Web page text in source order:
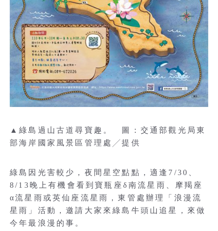
▲綠島過山古道尋寶趣。 圖：交通部觀光局東
部海岸國家風景區管理處╱提供
綠島因光害較少，夜間星空點點，適逢7/30、
8/13晚上有機會看到寶瓶座δ南流星雨、摩羯座
α流星雨或英仙座流星雨，東管處辦理「浪漫流
星雨」活動，邀請大家來綠島牛頭山追星，來做
今年最浪漫的事。